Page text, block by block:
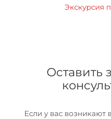
Экскурсия
Оставить
Если у вас